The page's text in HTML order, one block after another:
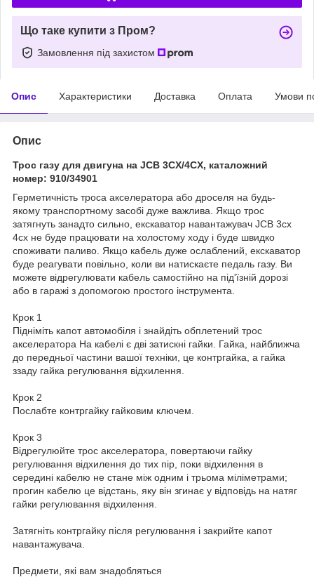
Що таке купити з Пром?
Замовлення під захистом
Опис Характеристики Доставка Оплата Умови
Опис
Трос газу для двигуна на JCB 3CX/4CX, каталожний
номер: 910/34901
Герметичність троса акселератора або дроселя на будь-
якому транспортному засобі дуже важлива. Якщо трос
затягнуть занадто сильно, екскаватор навантажувач JCB 3cx
4cx не буде працювати на холостому ходу і буде швидко
споживати паливо. Якщо кабель дуже ослаблений, екскаватор
буде реагувати повільно, коли ви натискаєте педаль газу. Ви
можете відрегулювати кабель самостійно на під'їзній дорозі
або в гаражі з допомогою простого інструмента.
Крок 1
Підніміть капот автомобіля і знайдіть обплетений трос
акселератора На кабелі є дві затискні гайки. Гайка, найближча
до передньої частини вашої техніки, це контргайка, а гайка
ззаду гайка регулювання відхилення.
Крок 2
Послабте контргайку гайковим ключем.
Крок 3
Відрегулюйте трос акселератора, повертаючи гайку
регулювання відхилення до тих пір, поки відхилення в
середині кабелю не стане між одним і трьома міліметрами;
прогин кабелю це відстань, яку він згинає у відповідь на натяг
гайки регулювання відхилення.
Затягніть контргайку після регулювання і закрийте капот
навантажувача.
Предмети, які вам знадобляться